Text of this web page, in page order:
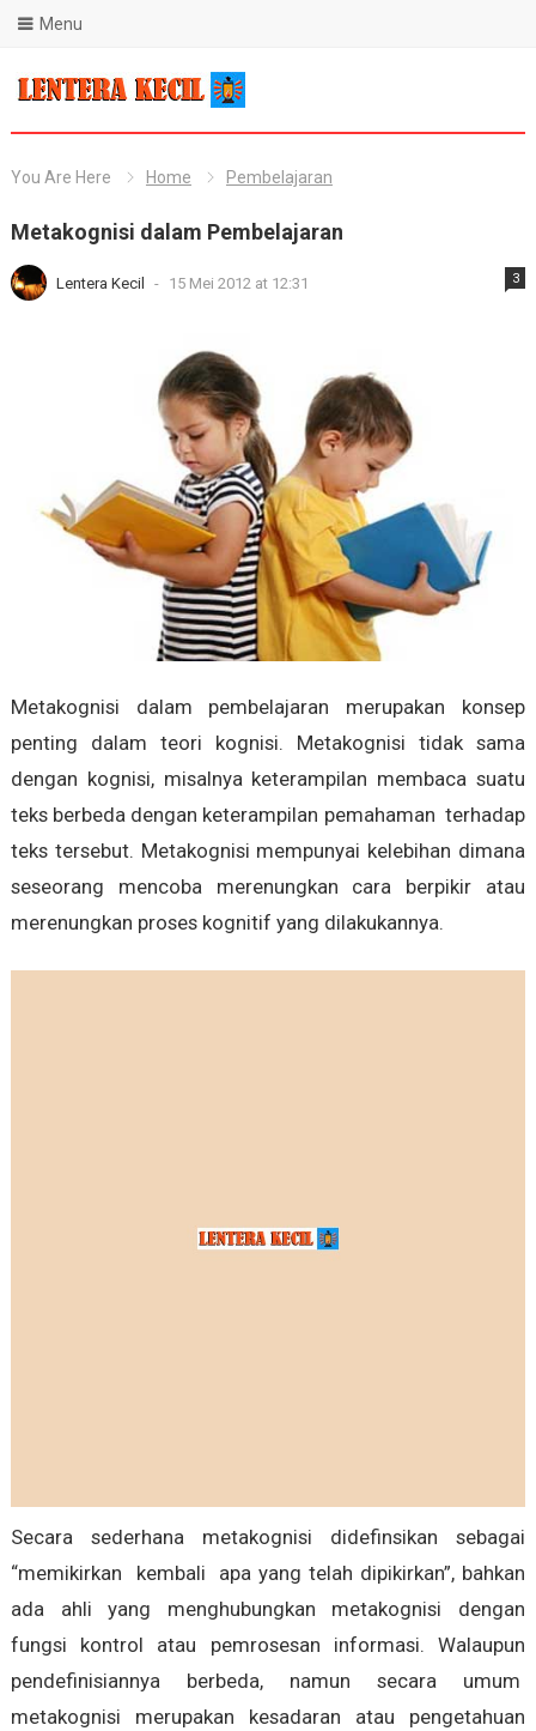
Blog Lentera Kecil
Menu
You Are Here Home Pembelajaran
Metakognisi dalam Pembelajaran
Lentera Kecil - 15 Mei 2012 at 12:31 3
Metakognisi dalam pembelajaran merupakan konsep
penting dalam teori kognisi. Metakognisi tidak sama
dengan kognisi, misalnya keterampilan membaca suatu
teks berbeda dengan keterampilan pemahaman terhadap
teks tersebut. Metakognisi mempunyai kelebihan dimana
seseorang mencoba merenungkan cara berpikir atau
merenungkan proses kognitif yang dilakukannya.
Secara sederhana metakognisi didefinsikan sebagai
“memikirkan kembali apa yang telah dipikirkan”, bahkan
ada ahli yang menghubungkan metakognisi dengan
fungsi kontrol atau pemrosesan informasi. Walaupun
pendefinisiannya berbeda, namun secara umum
metakognisi merupakan kesadaran atau pengetahuan